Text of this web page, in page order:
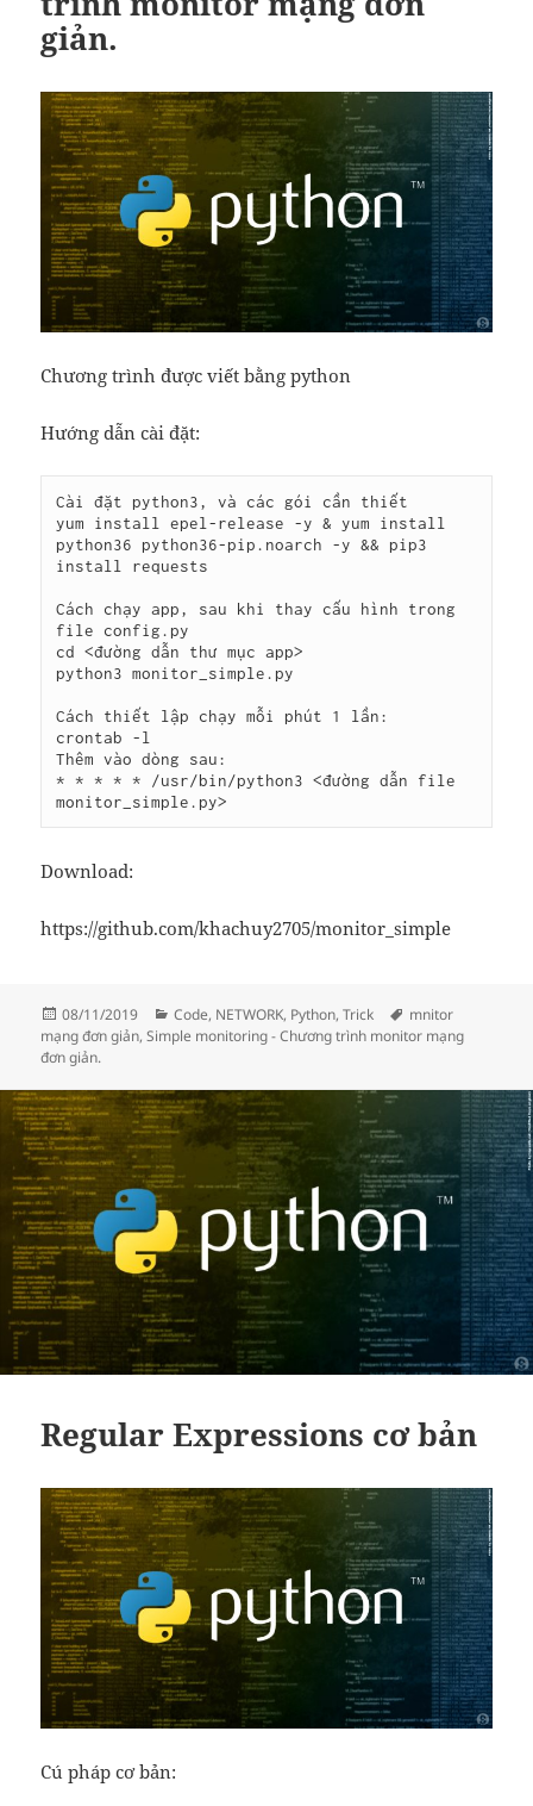
giản.
Chương trình được viết bằng python
Hướng dẫn cài đặt:
Cài đặt python3, và các gói cần thiết
yum install epel-release -y & yum install
python36 python36-pip.noarch -y && pip3
install requests
Cách chạy app, sau khi thay cấu hình trong
file config.py
cd <đường dẫn thư mục app>
python3 monitor_simple.py
Cách thiết lập chạy mỗi phút 1 lần:
crontab -l
Thêm vào dòng sau:
* * * * * /usr/bin/python3 <đường dẫn file
monitor_simple.py>
Download:
https://github.com/khachuy2705/monitor_simple
Đăng
vào
ngày
08/11/2019
Danh
mục
Code, NETWORK, Python,Trick Thẻ
mnitor
mạng đơn giản,Simple monitoring - Chương trình monitor mạng
đơn giản.
Regular Expressions cơ bản
Cú pháp cơ bản: